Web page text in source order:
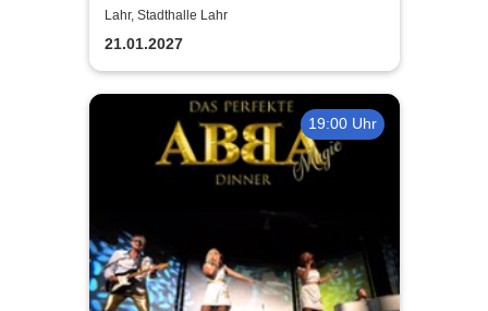
Theater Liberi
Lahr, Stadthalle Lahr
21.01.2027
19:00 Uhr